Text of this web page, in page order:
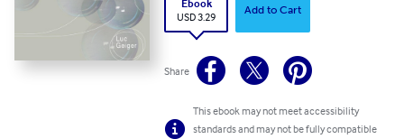
Ebook
USD 3.29
Add to Cart
Share
This ebook may not meet accessibility
standards and may not be fully compatible